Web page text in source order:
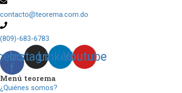
contacto@teorema.com.do
(809)-683-6783
f
Instagram
LinkedinYoutube
Menú teorema
¿Quiénes somos?